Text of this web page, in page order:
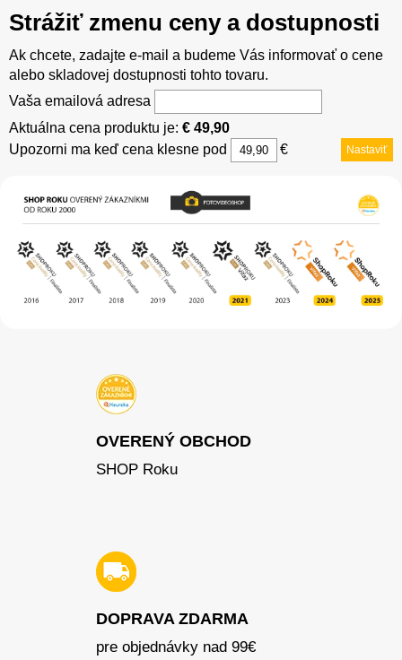
Strážiť zmenu ceny a dostupnosti
Ak chcete, zadajte e-mail a budeme Vás informovať o cene
alebo skladovej dostupnosti tohto tovaru.
Vaša emailová adresa
Aktuálna cena produktu je: € 49,90
Upozorni ma keď cena klesne pod
€ Nastaviť
OVERENÝ OBCHOD
SHOP Roku
DOPRAVA ZDARMA
pre objednávky nad 99€